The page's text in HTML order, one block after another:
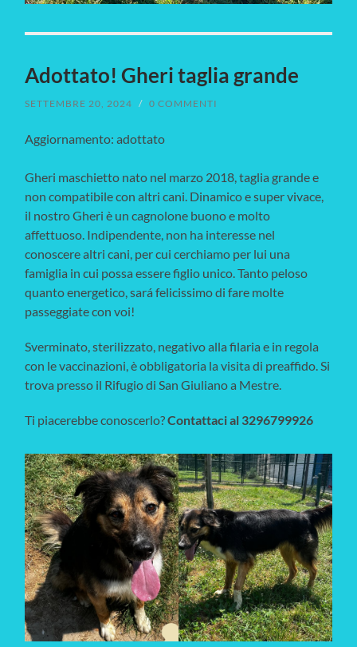
Adottato! Gheri taglia grande
SETTEMBRE 20, 2024 / 0 COMMENTI
Aggiornamento: adottato
Gheri maschietto nato nel marzo 2018, taglia grande e
non compatibile con altri cani. Dinamico e super vivace,
il nostro Gheri è un cagnolone buono e molto
affettuoso. Indipendente, non ha interesse nel
conoscere altri cani, per cui cerchiamo per lui una
famiglia in cui possa essere figlio unico. Tanto peloso
quanto energetico, sará felicissimo di fare molte
passeggiate con voi!
Sverminato, sterilizzato, negativo alla filaria e in regola
con le vaccinazioni, è obbligatoria la visita di preaffido. Si
trova presso il Rifugio di San Giuliano a Mestre.
Ti piacerebbe conoscerlo?Contattaci al 3296799926